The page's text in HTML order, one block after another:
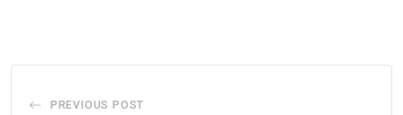
PREVIOUS POST